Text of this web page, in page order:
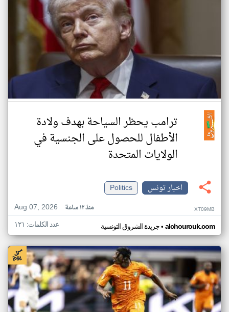
ترامب يحظر السياحة بهدف ولادة
الأطفال للحصول على الجنسية في
الولايات المتحدة
اخبار تونس
Politics
Aug 07, 2026
منذ ١٢ ساعة XT09MB
جريدة الشروق التونسية• alchourouk.com عدد الكلمات: ١٢١